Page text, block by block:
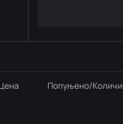
Попуњено/